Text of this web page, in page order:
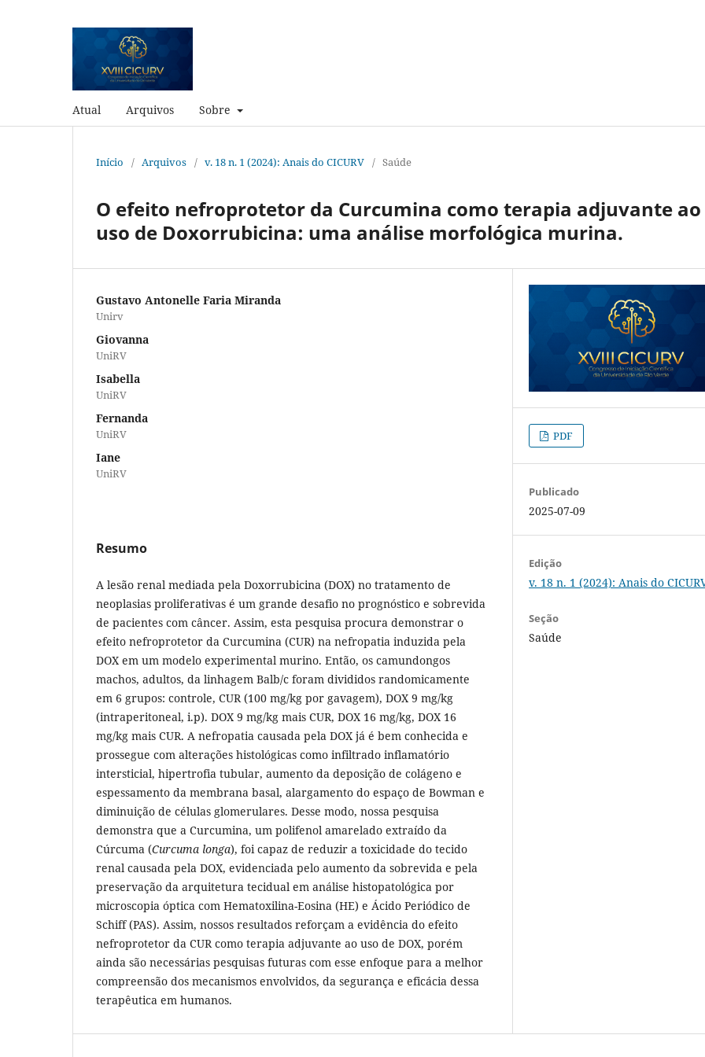
Atual Arquivos Sobre
Início / Arquivos / v. 18 n. 1 (2024): Anais do CICURV / Saúde
O efeito nefroprotetor da Curcumina como terapia adjuvante ao
uso de Doxorrubicina: uma análise morfológica murina.
Gustavo Antonelle Faria Miranda
Unirv
Giovanna
UniRV
Isabella
UniRV
Fernanda
UniRV
Iane
UniRV
Resumo
A lesão renal mediada pela Doxorrubicina (DOX) no tratamento de
neoplasias proliferativas é um grande desafio no prognóstico e sobrevida
de pacientes com câncer. Assim, esta pesquisa procura demonstrar o
efeito nefroprotetor da Curcumina (CUR) na nefropatia induzida pela
DOX em um modelo experimental murino. Então, os camundongos
machos, adultos, da linhagem Balb/c foram divididos randomicamente
em 6 grupos: controle, CUR (100 mg/kg por gavagem), DOX 9 mg/kg
(intraperitoneal, i.p). DOX 9 mg/kg mais CUR, DOX 16 mg/kg, DOX 16
mg/kg mais CUR. A nefropatia causada pela DOX já é bem conhecida e
prossegue com alterações histológicas como infiltrado inflamatório
intersticial, hipertrofia tubular, aumento da deposição de colágeno e
espessamento da membrana basal, alargamento do espaço de Bowman e
diminuição de células glomerulares. Desse modo, nossa pesquisa
demonstra que a Curcumina, um polifenol amarelado extraído da
Cúrcuma (Curcuma longa), foi capaz de reduzir a toxicidade do tecido
renal causada pela DOX, evidenciada pelo aumento da sobrevida e pela
preservação da arquitetura tecidual em análise histopatológica por
microscopia óptica com Hematoxilina-Eosina (HE) e Ácido Periódico de
Schiff (PAS). Assim, nossos resultados reforçam a evidência do efeito
nefroprotetor da CUR como terapia adjuvante ao uso de DOX, porém
ainda são necessárias pesquisas futuras com esse enfoque para a melhor
compreensão dos mecanismos envolvidos, da segurança e eficácia dessa
terapêutica em humanos.
PDF
Publicado
2025-07-09
Edição
v. 18 n. 1 (2024): Anais do
Seção
Saúde